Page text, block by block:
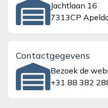
Jachtlaan 16
7313CP
Contactgegevens
Bezoek de
+31 88 382